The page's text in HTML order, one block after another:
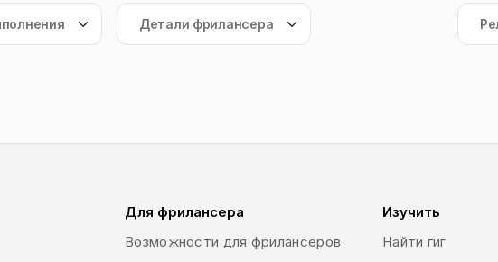
Для фрилансера
Возможности для фрилансеров
Изучить
Найти гиг